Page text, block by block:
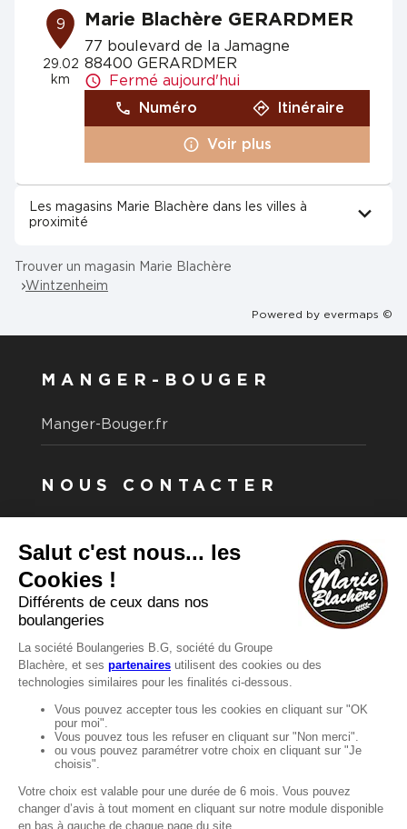
9
29.02
km
Marie Blachère GERARDMER
77 boulevard de la Jamagne
88400 GERARDMER
Fermé aujourd'hui
Numéro
Itinéraire
Voir plus
Les magasins Marie Blachère dans les villes à
proximité
Trouver un magasin Marie Blachère
Wintzenheim
Powered by evermaps ©
MANGER-BOUGER
Manger-Bouger.fr
NOUS CONTACTER
Vous souhaitez nous contacter ?
Consultez notre FAQ.
FAQ
Recrutement
MENTIONS
Mentions légales
Protection des données